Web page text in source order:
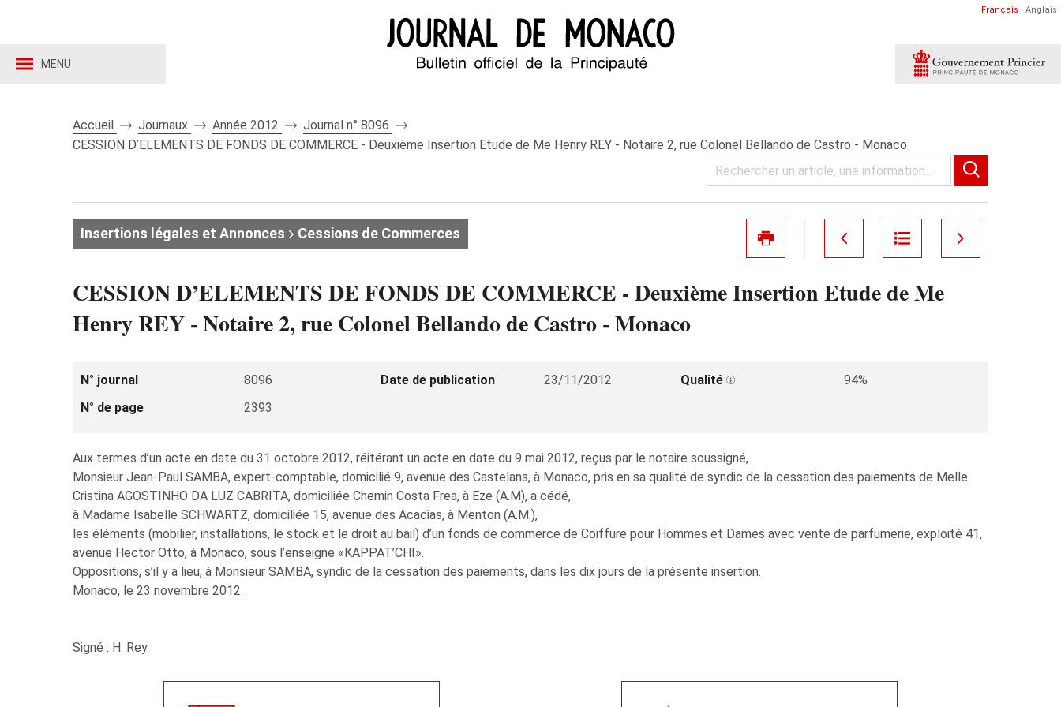
MENU
Français | Anglais
Accueil Journaux Année 2012
Journal n° 8096
CESSION D’ELEMENTS DE FONDS DE COMMERCE - Deuxième Insertion Etude de Me Henry REY - Notaire 2, rue Colonel Bellando de Castro - Monaco
Insertions légales et Annonces Cessions de Commerces
CESSION D’ELEMENTS DE FONDS DE COMMERCE - Deuxième Insertion Etude de Me
Henry REY - Notaire 2, rue Colonel Bellando de Castro - Monaco
N° journal 8096 Date de publication 23/11/2012 Qualité
94%
N° de page
2393
Aux termes d’un acte en date du 31 octobre 2012, réitérant un acte en date du 9 mai 2012, reçus par le notaire soussigné,
Monsieur Jean-Paul SAMBA, expert-comptable, domicilié 9, avenue des Castelans, à Monaco, pris en sa qualité de syndic de la cessation des paiements de Melle
Cristina AGOSTINHO DA LUZ CABRITA, domiciliée Chemin Costa Frea, à Eze (A.M), a cédé,
à Madame Isabelle SCHWARTZ, domiciliée 15, avenue des Acacias, à Menton (A.M.),
les éléments (mobilier, installations, le stock et le droit au bail) d’un fonds de commerce de Coiffure pour Hommes et Dames avec vente de parfumerie, exploité 41,
avenue Hector Otto, à Monaco, sous l’enseigne «KAPPAT’CHI».
Oppositions, s’il y a lieu, à Monsieur SAMBA, syndic de la cessation des paiements, dans les dix jours de la présente insertion.
Monaco, le 23 novembre 2012.
Signé : H. Rey.